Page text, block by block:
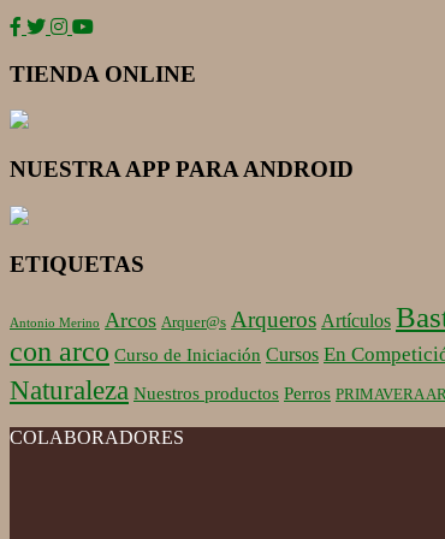
TIENDA ONLINE
NUESTRA APP PARA ANDROID
ETIQUETAS
Antonio Merino Arcos Arquer@s Arqueros Artículos
con arco Curso de Iniciación Cursos En
Naturaleza Nuestros productos Perros PRIMAVERA
COLABORADORES